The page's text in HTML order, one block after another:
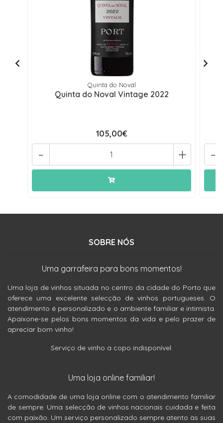
Quinta do Noval
Quinta do Noval Vintage 2022
105,00€
+
- -
SOBRE NÓS
Uma garrafeira para bons momentos!
Uma loja de vinhos situada no centro da cidade do Porto que
oferece uma excelente selecção de vinhos portugueses. O
atendimento é personalizado e o ambiente familiar e intimista.
Apaixone-se pelos bons momentos da vida e pelo prazer de
apreciar bom vinho!
Serviço de vinho a copo indisponível.
Uma loja online familiar!
A comodidade de uma loja online com o atendimento familiar
de sempre. Uma selecção de vinhos nacionais cuidada e feita
com paixão. Um serviço personalizado sempre atento às suas